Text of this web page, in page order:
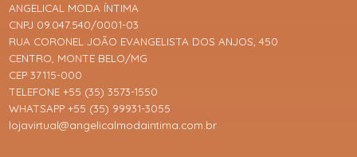
ANGELICAL MODA ÍNTIMA
CNPJ 09.047.540/0001-03
RUA CORONEL JOÃO EVANGELISTA DOS ANJOS, 450
CENTRO, MONTE BELO/MG
CEP 37115-000
TELEFONE +55 (35) 3573-1550
WHATSAPP +55 (35) 99931-3055
lojavirtual@angelicalmodaintima.com.br